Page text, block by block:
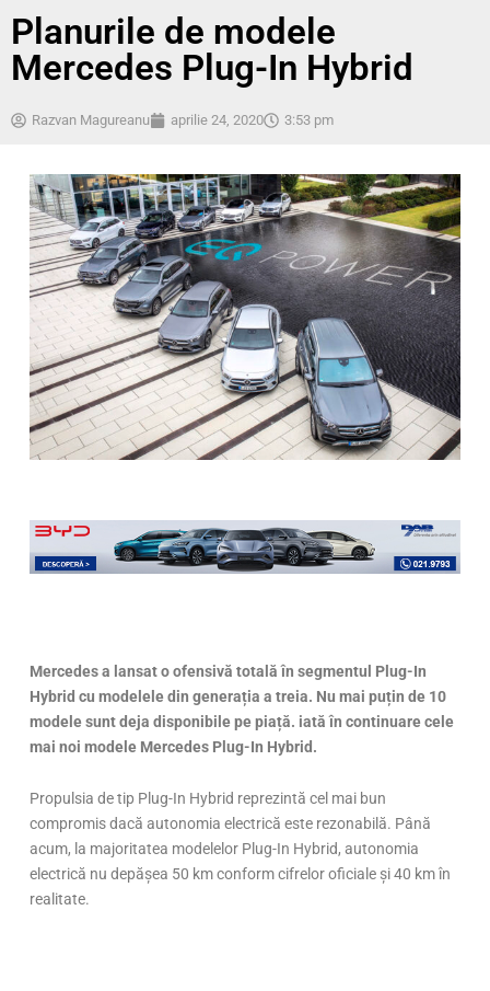
Planurile de modele
Mercedes Plug-In Hybrid
Razvan Magureanu aprilie 24, 2020 3:53 pm
Mercedes a lansat o ofensivă totală în segmentul Plug-In
Hybrid cu modelele din generația a treia. Nu mai puțin de 10
modele sunt deja disponibile pe piață. iată în continuare cele
mai noi modele Mercedes Plug-In Hybrid.
Propulsia de tip Plug-In Hybrid reprezintă cel mai bun
compromis dacă autonomia electrică este rezonabilă. Până
acum, la majoritatea modelelor Plug-In Hybrid, autonomia
electrică nu depășea 50 km conform cifrelor oficiale și 40 km în
realitate.